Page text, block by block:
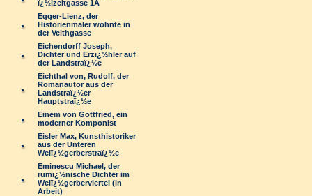
ï¿½lzeltgasse 1A
Egger-Lienz, der
Historienmaler wohnte in
der Veithgasse
Eichendorff Joseph,
Dichter und Erzï¿½hler auf
der Landstraï¿½e
Eichthal von, Rudolf, der
Romanautor aus der
Landstraï¿½er
Hauptstraï¿½e
Einem von Gottfried, ein
moderner Komponist
Eisler Max, Kunsthistoriker
aus der Unteren
Weiï¿½gerberstraï¿½e
Eminescu Michael, der
rumï¿½nische Dichter im
Weiï¿½gerberviertel (in
Arbeit)